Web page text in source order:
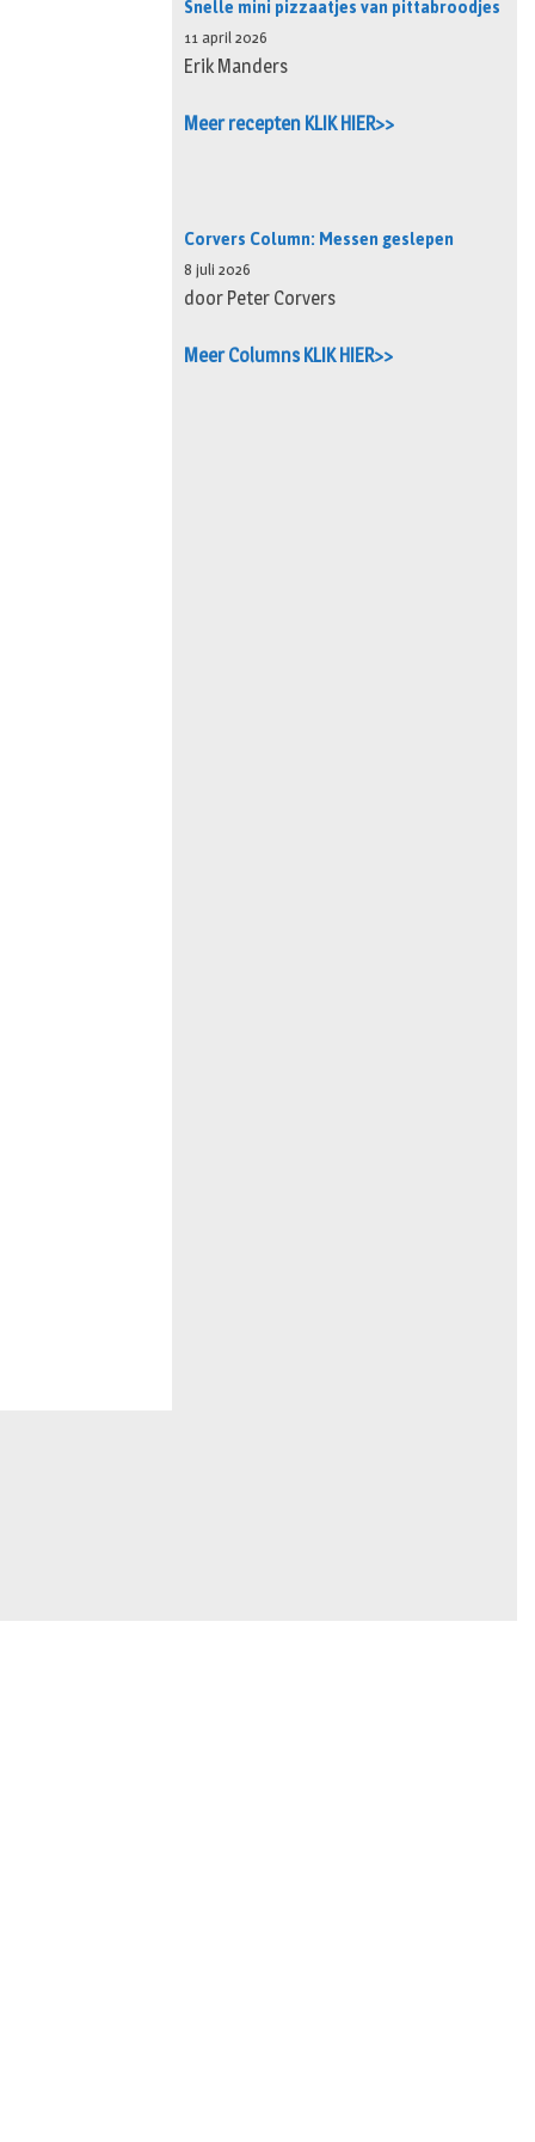
Snelle mini pizzaatjes van pittabroodjes
11 april 2026
Erik Manders
Meer recepten KLIK HIER>>
Corvers Column: Messen geslepen
8 juli 2026
door Peter Corvers
Meer Columns KLIK HIER>>